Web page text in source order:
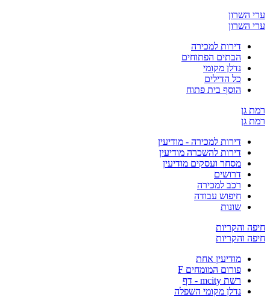
השרון
השרון
דירות למכירה
הבתים הפתוחים
נדלן מקומי
כל הדילים
הוסף בית פתוח
גן
גן
דירות למכירה - מודיעין
דירות להשכרה מודיעין
מסחר ועסקים מודיעין
דרושים
רכב למכירה
חיפוש עבודה
שונות
והקריות
והקריות
מודיעין אחת
פורום המומחים F
רשת mcity - דף
נדלן מקומי השפלה